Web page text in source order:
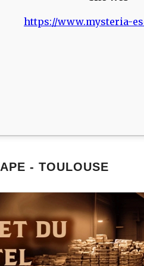
https://www.mysteria-
- TOULOUSE